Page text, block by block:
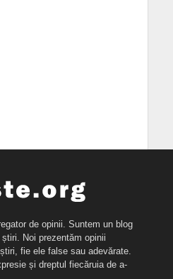
de opinii. Suntem un blog
Noi prezentăm opinii
fie ele false sau adevărate.
și dreptul fiecăruia de a-